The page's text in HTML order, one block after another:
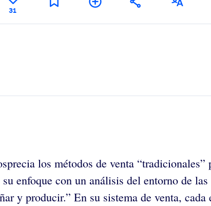
31
los métodos de venta
enfoque con un análisis del entorno de
y producir.” En su sistema de venta,